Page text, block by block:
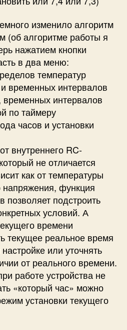
изменило алгоритм
(об алгоритме работы я
нажатием кнопки
в два меню:
температур
временных интервалов
временных интервалов
по таймеру
часов и установки
внутреннего RC-
не отличается
как от температуры
функция
позволяет подстроить
условий. А
времени
текущее реальное время
или уточнять
от реального времени.
работе устройства не
«который час» можно
установки текущего